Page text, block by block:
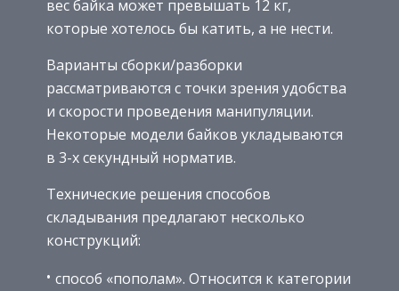
вес байка может превышать 12 кг,
которые хотелось бы катить, а не нести.
Варианты сборки/разборки
рассматриваются с точки зрения удобства
и скорости проведения манипуляции.
Некоторые модели байков укладываются
в 3-х секундный норматив.
Технические решения способов
складывания предлагают несколько
конструкций:
способ «пополам». Относится к категории